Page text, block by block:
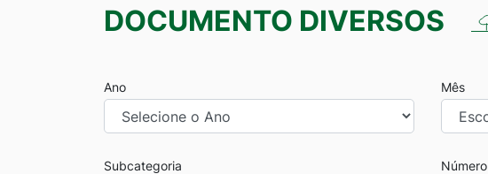
DOCUMENTO DIVERSOS
Ano Mês
Subcategoria Número